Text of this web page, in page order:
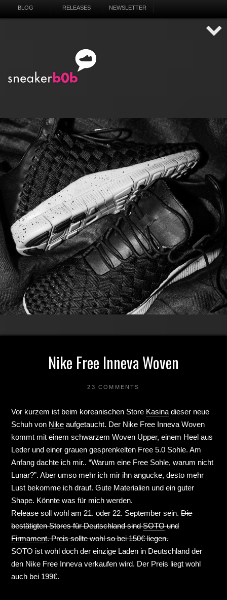
BLOG RELEASES NEWSLETTER
Nike Free Inneva Woven
23 COMMENTS
Vor kurzem ist beim koreanischen Store Kasina dieser neue
Schuh von Nike aufgetaucht. Der Nike Free Inneva Woven
kommt mit einem schwarzem Woven Upper, einem Heel aus
Leder und einer grauen gesprenkelten Free 5.0 Sohle. Am
Anfang dachte ich mir.. “Warum eine Free Sohle, warum nicht
Lunar?”. Aber umso mehr ich mir ihn angucke, desto mehr
Lust bekomme ich drauf. Gute Materialien und ein guter
Shape. Könnte was für mich werden.
Release soll wohl am 21. oder 22. September sein.Die
bestätigten Stores für Deutschland sindSOTOund
Firmament. Preis sollte wohl so bei 150€ liegen.
SOTO ist wohl doch der einzige Laden in Deutschland der
den Nike Free Inneva verkaufen wird. Der Preis liegt wohl
auch bei 199€.